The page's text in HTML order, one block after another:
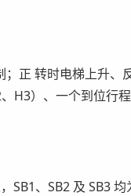
正 转时电梯上升、
H3）、一个到位行程
SB1、SB2 及 SB3